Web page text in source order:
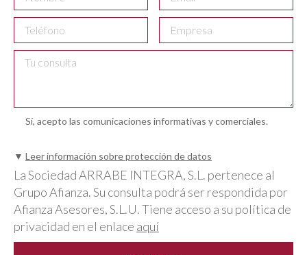
Sí, acepto las comunicaciones informativas y comerciales.
▼ Leer información sobre protección de datos
La Sociedad ARRABE INTEGRA, S.L. pertenece al
Grupo Afianza. Su consulta podrá ser respondida por
Afianza Asesores, S.L.U. Tiene acceso a su política de
privacidad en el enlace aquí